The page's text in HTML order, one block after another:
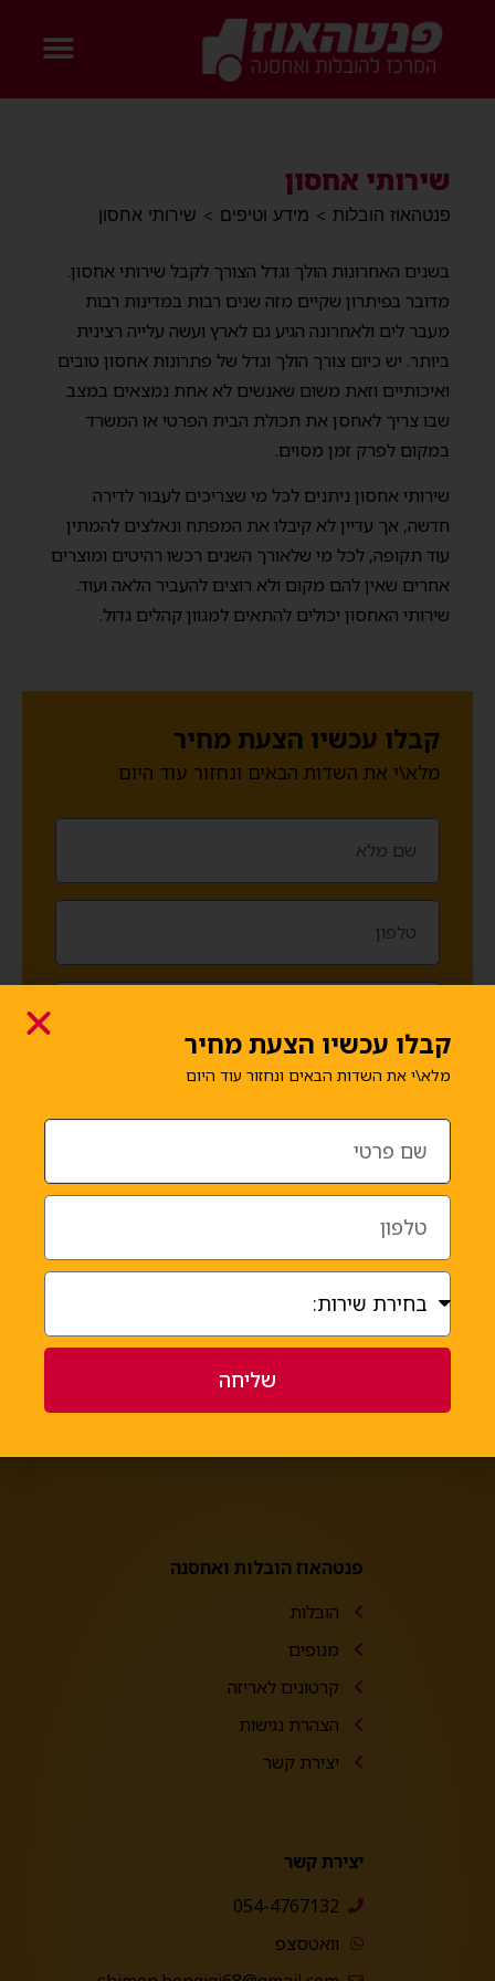
שירותי אחסון
פנטהאוז הובלות > מידע וטיפים > שירותי אחסון
בשנים האחרונות הולך וגדל הצורך לקבל שירותי אחסון.
מדובר בפיתרון שקיים מזה שנים רבות במדינות רבות
מעבר לים ולאחרונה הגיע גם לארץ ועשה עלייה רצינית
ביותר. יש כיום צורך הולך וגדל של פתרונות אחסון טובים
ואיכותיים וזאת משום שאנשים לא אחת נמצאים במצב
שבו צריך לאחסן את תכולת הבית הפרטי או המשרד
במקום לפרק זמן מסוים.
שירותי אחסון ניתנים לכל מי שצריכים לעבור לדירה
חדשה, אך עדיין לא קיבלו את המפתח ונאלצים להמתין
עוד תקופה, לכל מי שלאורך השנים רכשו רהיטים ומוצרים
אחרים שאין להם מקום ולא רוצים להעביר הלאה ועוד.
שירותי האחסון יכולים להתאים למגוון קהלים גדול.
קבלו עכשיו הצעת מחיר
מלא\י את השדות הבאים ונחזור עוד היום
סמנו עבור מה תרצו לקבל הצעה
אחסנת תכולה
הובלת דירה
אחר
שליחה
פנטהאוז הובלות ואחסנה
הובלות
מנופים
קרטונים לאריזה
הצהרת נגישות
יצירת קשר
יצירת קשר
054-4767132
וואטסצפ
קבלו עכשיו הצעת מחיר
מלא\י את השדות הבאים ונחזור עוד היום
שליחה